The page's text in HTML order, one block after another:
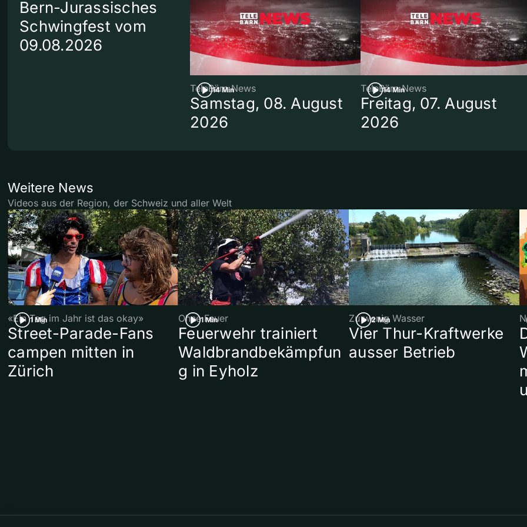
Bern-Jurassisches
Schwingfest vom
09.08.2026
14 Min
TeleBärn News
Samstag, 08. August
2026
14 Min
TeleBärn News
Freitag, 07. August
2026
Weitere News
Videos aus der Region, der Schweiz und aller Welt
1 Min
«Ein Tag im Jahr ist das okay»
Street-Parade-Fans
campen mitten in
Zürich
1 Min
Ohne Feuer
Feuerwehr trainiert
Waldbrandbekämpfun
g in Eyholz
2 Min
Zu wenig Wasser
Vier Thur-Kraftwerke
ausser Betrieb